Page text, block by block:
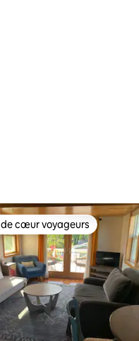
cœur voyageurs les plus
cœur voyageurs